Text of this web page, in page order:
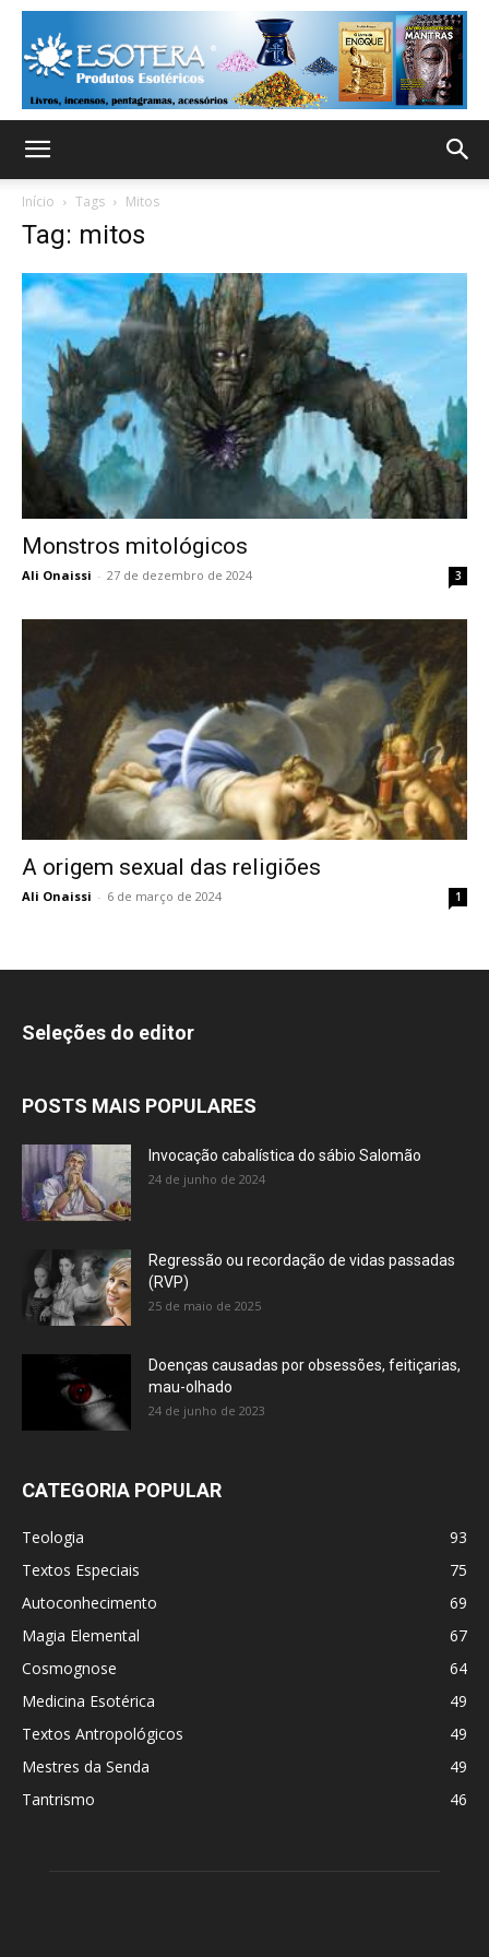
Início Tags Mitos
Tag: mitos
Monstros mitológicos
Ali Onaissi - 27 de dezembro de 2024 3
A origem sexual das religiões
Ali Onaissi - 6 de março de 2024 1
Seleções do editor
POSTS MAIS POPULARES
Invocação cabalística do sábio Salomão
24 de junho de 2024
Regressão ou recordação de vidas passadas
(RVP)
25 de maio de 2025
Doenças causadas por obsessões, feitiçarias,
mau-olhado
24 de junho de 2023
CATEGORIA POPULAR
Teologia
93
Textos Especiais
75
Autoconhecimento
69
Magia Elemental
67
Cosmognose
64
Medicina Esotérica
49
Textos Antropológicos
49
Mestres da Senda
49
Tantrismo
46